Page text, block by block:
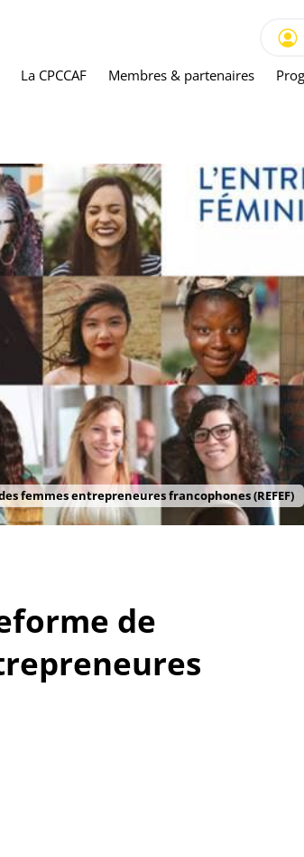
La CPCCAF Membres & partenaires
femmes entrepreneures francophones (REFEF)
de